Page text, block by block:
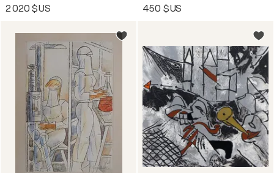
2 020 $US 450 $US